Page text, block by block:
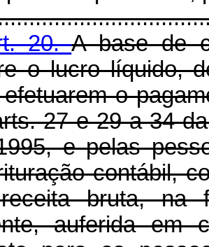
20.A base de
o lucro líquido,
o
27 e 29 a 34
e pelas
contábil,
bruta, na
auferida em